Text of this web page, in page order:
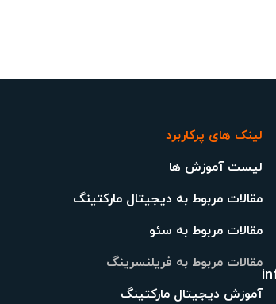
لینک های پرکاربرد
لیست آموزش ها
مقالات مربوط به دیجیتال مارکتینگ
مقالات مربوط به سئو
مقالات مربوط به فریلنسرینگ
آموزش دیجیتال مارکتینگ